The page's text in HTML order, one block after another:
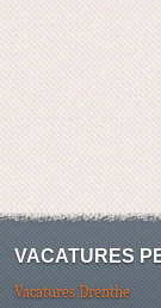
VACATURES
Vacatures Drenthe